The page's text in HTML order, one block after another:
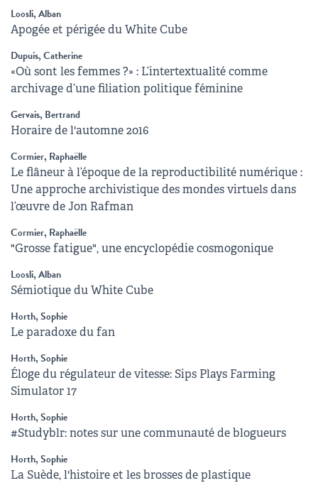
Loosli, Alban
Apogée et périgée du White Cube
Dupuis, Catherine
«Où sont les femmes ?» : L’intertextualité comme
archivage d’une filiation politique féminine
Gervais, Bertrand
Horaire de l'automne 2016
Cormier, Raphaëlle
Le flâneur à l’époque de la reproductibilité numérique :
Une approche archivistique des mondes virtuels dans
l’œuvre de Jon Rafman
Cormier, Raphaëlle
"Grosse fatigue", une encyclopédie cosmogonique
Loosli, Alban
Sémiotique du White Cube
Horth, Sophie
Le paradoxe du fan
Horth, Sophie
Éloge du régulateur de vitesse: Sips Plays Farming
Simulator 17
Horth, Sophie
#Studyblr: notes sur une communauté de blogueurs
Horth, Sophie
La Suède, l'histoire et les brosses de plastique